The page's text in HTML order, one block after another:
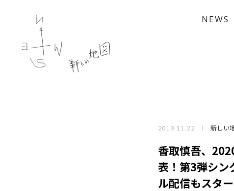
NEWS
2019.11.22 新しい
香取慎吾、
表！第3弾シ
ル配信もスター